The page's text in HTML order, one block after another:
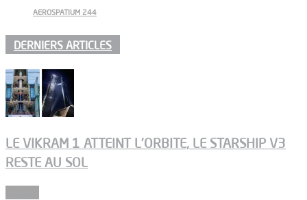
AEROSPATIUM 244
DERNIERS ARTICLES
LE VIKRAM 1 ATTEINT L’ORBITE, LE STARSHIP V3
RESTE AU SOL